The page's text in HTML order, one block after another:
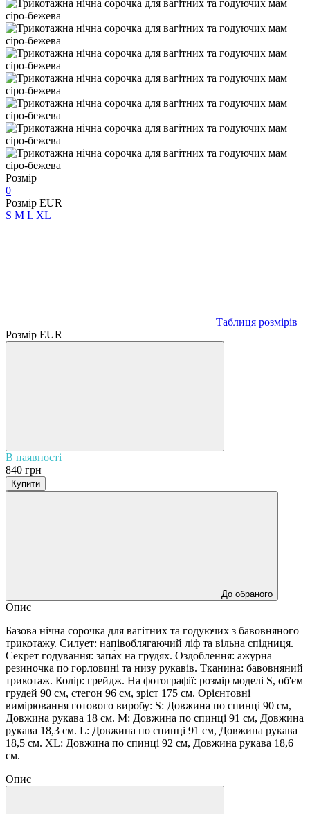
Розмір
0
Розмір EUR
S M L XL
Таблиця розмірів
Розмір EUR
В наявності
840 грн
Купити
До обраного
Опис
Базова нічна сорочка для вагітних та годуючих з бавовняного
трикотажу. Силует: напівоблягаючий ліф та вільна спідниця.
Секрет годування: запа́х на грудях. Оздоблення: ажурна
резиночка по горловині та низу рукавів. Тканина: бавовняний
трикотаж. Колір: грейдж. На фотографії: розмір моделі S, об'єм
грудей 90 см, стегон 96 см, зріст 175 см. Орієнтовні
вимірювання готового виробу: S: Довжина по спинці 90 см,
Довжина рукава 18 см. M: Довжина по спинці 91 см, Довжина
рукава 18,3 см. L: Довжина по спинці 91 см, Довжина рукава
18,5 см. ХL: Довжина по спинці 92 см, Довжина рукава 18,6
см.
Опис